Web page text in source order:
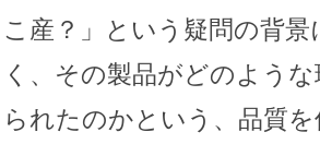
こ産？」という疑問の背
く、その製品がどのよう
られたのかという、品質